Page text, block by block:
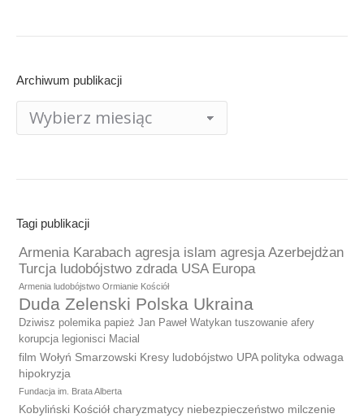
Archiwum publikacji
publikacji
Tagi publikacji
Armenia Karabach agresja islam agresja Azerbejdżan
Turcja ludobójstwo zdrada USA Europa
Armenia ludobójstwo Ormianie Kościół
Duda Zelenski Polska Ukraina
Dziwisz polemika papież Jan Paweł Watykan tuszowanie afery
korupcja legionisci Macial
film Wołyń Smarzowski Kresy ludobójstwo UPA polityka odwaga
hipokryzja
Fundacja im. Brata Alberta
Kobyliński Kościół charyzmatycy niebezpieczeństwo milczenie